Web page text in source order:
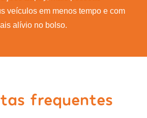
veículos em menos tempo e com
alívio no bolso.
frequentes